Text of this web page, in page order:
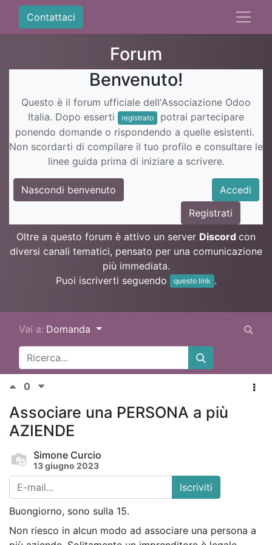
Contattaci
Forum
Benvenuto!
Questo è il forum ufficiale dell'Associazione Odoo
Italia. Dopo esserti
registrato
potrai partecipare
ponendo domande o rispondendo a quelle esistenti.
Non scordarti di compilare il tuo profilo e consultare le
linee guida prima di iniziare a scrivere.
Nascondi benvenuto
Accedi
Registrati
Oltre a questo forum è attivo un server Discord con
diversi canali tematici, pensato per una comunicazione
più immediata.
Puoi iscriverti seguendo
questo link .
Vai a: Domanda
0
Associare una PERSONA a più
AZIENDE
Simone Curcio
13 giugno 2023
Iscriviti
Buongiorno, sono sulla 15.
Non riesco in alcun modo ad associare una persona a